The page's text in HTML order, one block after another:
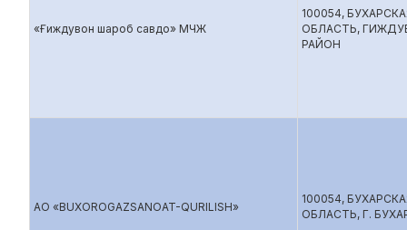
«Ғиждувон шароб савдо» МЧЖ
100054,
ОБЛАСТЬ,
РАЙОН
АО «BUXOROGAZSANOAT-QURILISH»
100054,
ОБЛАСТЬ, Г.